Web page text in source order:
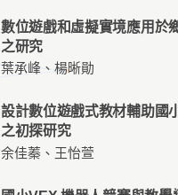
數位遊戲和虛擬實境應用於
之研究
葉承峰、楊晰勛
設計數位遊戲式教材輔助國
之初探研究
余佳蓁、王怡萱